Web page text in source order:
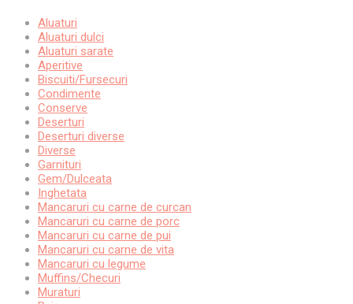
Aluaturi
Aluaturi dulci
Aluaturi sarate
Aperitive
Biscuiti/Fursecuri
Condimente
Conserve
Deserturi
Deserturi diverse
Diverse
Garnituri
Gem/Dulceata
Inghetata
Mancaruri cu carne de curcan
Mancaruri cu carne de porc
Mancaruri cu carne de pui
Mancaruri cu carne de vita
Mancaruri cu legume
Muffins/Checuri
Muraturi